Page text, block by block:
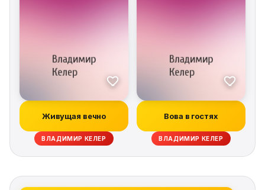
Живущая вечно
ВЛАДИМИР КЕЛЕР
Вова в гостях
ВЛАДИМИР КЕЛЕР